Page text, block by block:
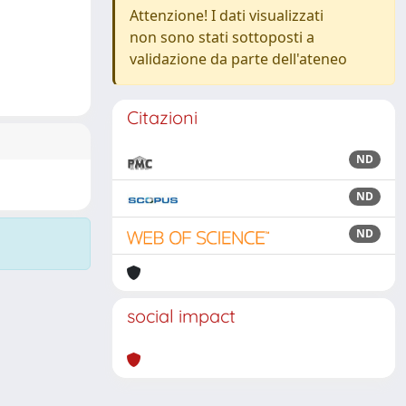
Attenzione! I dati visualizzati
non sono stati sottoposti a
validazione da parte dell'ateneo
Citazioni
ND
ND
ND
social impact